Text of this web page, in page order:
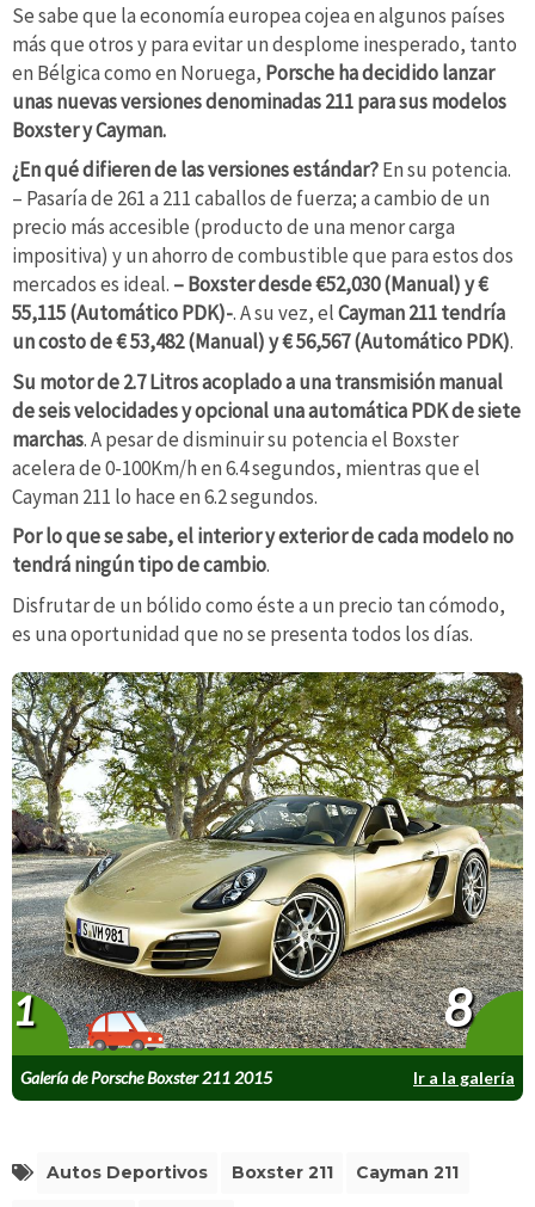
Se sabe que la economía europea cojea en algunos países
más que otros y para evitar un desplome inesperado, tanto
en Bélgica como en Noruega, Porsche ha decidido lanzar
unas nuevas versiones denominadas 211 para sus modelos
Boxster y Cayman.
¿En qué difieren de las versiones estándar?En su potencia.
– Pasaría de 261 a 211 caballos de fuerza; a cambio de un
precio más accesible (producto de una menor carga
impositiva) y un ahorro de combustible que para estos dos
mercados es ideal. – Boxster desde €52,030 (Manual) y €
55,115 (Automático PDK)-. A su vez, elCayman 211 tendría
un costo de € 53,482 (Manual) y € 56,567 (Automático PDK).
Su motor de 2.7 Litros acoplado a una transmisión manual
de seis velocidades y opcional una automática PDK de siete
marchas. A pesar de disminuir su potencia el Boxster
acelera de 0-100Km/h en 6.4 segundos, mientras que el
Cayman 211 lo hace en 6.2 segundos.
Por lo que se sabe, el interior y exterior de cada modelo no
tendrá ningún tipo de cambio.
Disfrutar de un bólido como éste a un precio tan cómodo,
es una oportunidad que no se presenta todos los días.
Galería de Porsche Boxster 211 2015 Ir a la galería
1 8
Autos Deportivos Boxster 211 Cayman 211